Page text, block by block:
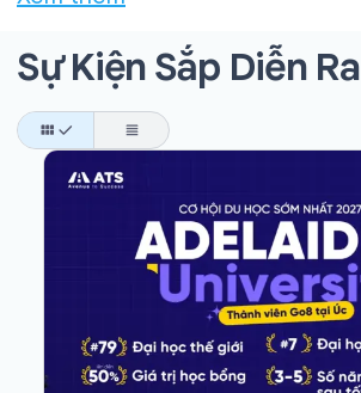
Sự Kiện Sắp Diễn Ra